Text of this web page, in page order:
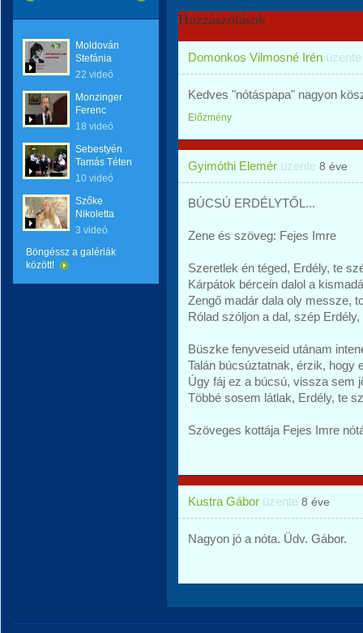
Moldován
Stefánia
22 videó
Monzinger
Ferenc
18 videó
Sebestyén
Tamás Téten
10 videó
Szőke
Nikoletta
3 videó
Böngéssz a galériák
között!
Hozzászólások
Domonkos Vilmosné Irén
Kedves "nótáspapa" nagyon
Előzmény
Gyimóthi Elemér üzente 8 éve
BÚCSÚ ERDÉLYTŐL...
Zene és szöveg: Fejes Imre
Szeretlek én téged, Erdély, te
Kárpátok bércein dalol a
Zengő madár dala oly messze,
Rólad szóljon a dal, szép
Büszke fenyveseid utánam
Talán búcsúztatnak, érzik, hogy
Úgy fáj ez a búcsú, vissza sem
Többé sosem látlak, Erdély, te
Szöveges kottája Fejes Imre
Kustra Gábor üzente 8 éve
Nagyon jó a nóta. Üdv. Gábor.